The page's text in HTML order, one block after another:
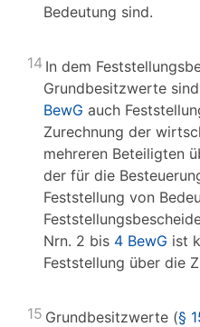
Bedeutung sind.
14 In dem
Grundbesitzwerte
BewG auch
Zurechnung der
mehreren Beteiligten
der für die
Feststellung von
Nrn. 2 bis 4 BewG ist
Feststellung über die
15 Grundbesitzwerte (§